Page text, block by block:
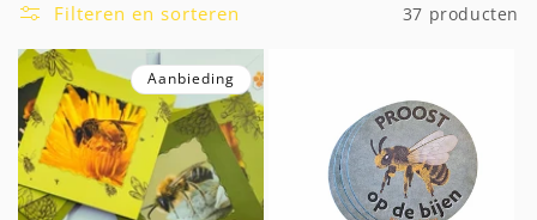
c
t
i
e
:
Filteren en sorteren 37 producten
Aanbieding